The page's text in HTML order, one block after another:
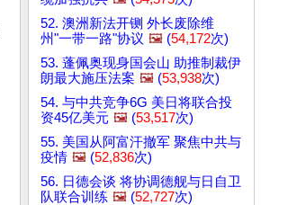
52. 澳洲新法开铡 外长废除维
州"一带一路"协议 🖼️ (54,172次)
53. 蓬佩奥现身国会山 助推制裁伊
朗最大施压法案 🖼️ (53,938次)
54. 与中共竞争6G 美日将联合投
资45亿美元 🖼️ (53,517次)
55. 美国从阿富汗撤军 聚焦中共与
疫情 🖼️ (52,836次)
56. 日德会谈 将协调德舰与日自卫
队联合训练 🖼️ (52,727次)